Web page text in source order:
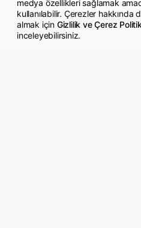
medya özellikleri sağlamak
kullanılabilir. Çerezler hakkında
almak için Gizlilik ve Çerez
inceleyebilirsiniz.